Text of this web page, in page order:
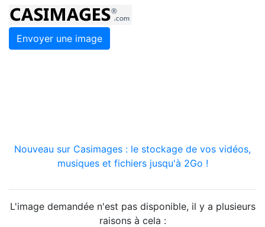
Envoyer une image
Nouveau sur Casimages : le stockage de vos vidéos,
musiques et fichiers jusqu'à 2Go !
L'image demandée n'est pas disponible, il y a plusieurs
raisons à cela :